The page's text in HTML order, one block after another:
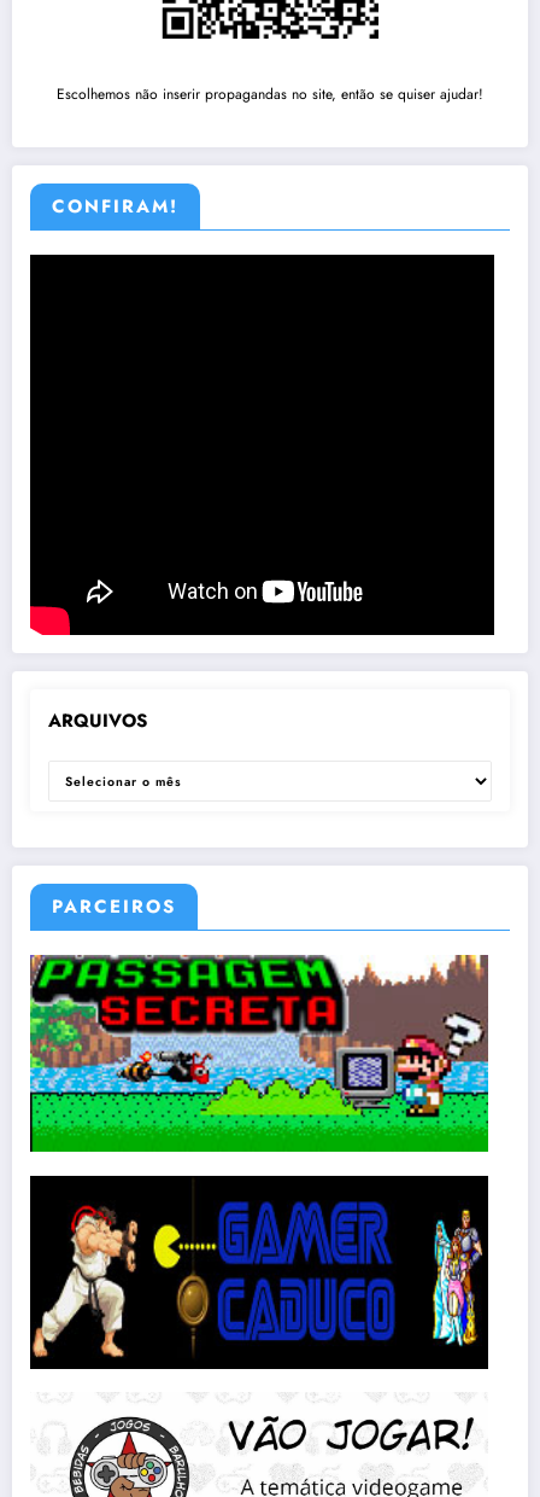
Escolhemos não inserir propagandas no site, então se quiser ajudar!
CONFIRAM!
ARQUIVOS
ARQUIVOS
PARCEIROS